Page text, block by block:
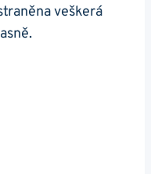
veškerá